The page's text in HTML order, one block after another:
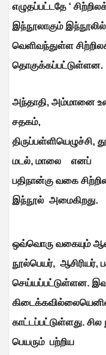
எழுதப்பட்டதே ‘
இந்நூலாகும்
வெளிவந்துள்ள
தொகுக்கப்பட்டுள்ளன.
அந்தாதி, அம்மானை
சதகம்,
திருப்பள்ளியெழுச்சி,
மடல், மாலை எனப்
பதிநான்கு வகை
இந்நூல் அமைகிறது.
ஒவ்வொரு வகையும்
நூல்பெயர், ஆசிரியர்,
செய்யப்பட்டுள்ளன.
காட்டப்பட்டுள்ளது.
பெயரும் பற்றிய